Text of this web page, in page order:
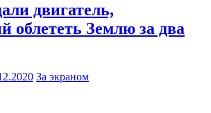
двигатель,
облететь Землю за два
За экраном